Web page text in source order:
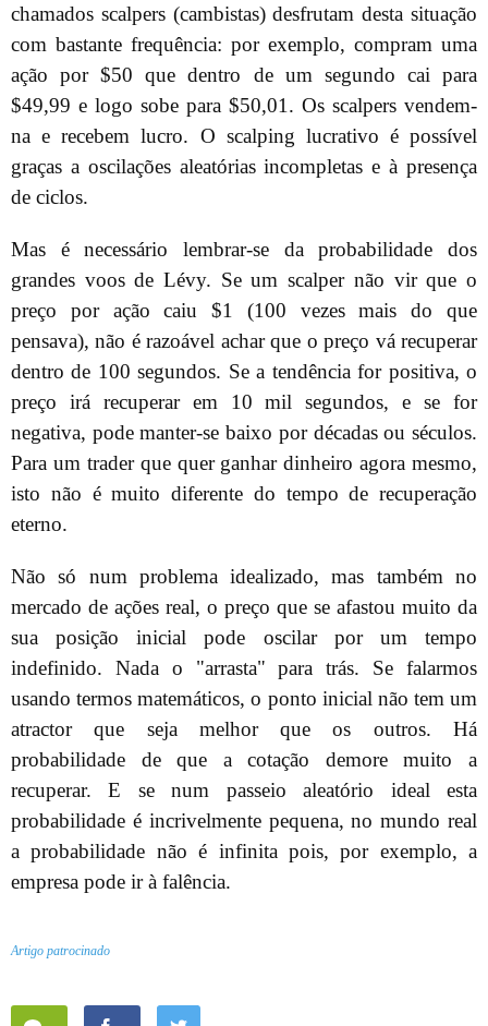
chamados scalpers (cambistas) desfrutam desta situação
com bastante frequência: por exemplo, compram uma
ação por $50 que dentro de um segundo cai para
$49,99 e logo sobe para $50,01. Os scalpers vendem-
na e recebem lucro. O scalping lucrativo é possível
graças a oscilações aleatórias incompletas e à presença
de ciclos.
Mas é necessário lembrar-se da probabilidade dos
grandes voos de Lévy. Se um scalper não vir que o
preço por ação caiu $1 (100 vezes mais do que
pensava), não é razoável achar que o preço vá recuperar
dentro de 100 segundos. Se a tendência for positiva, o
preço irá recuperar em 10 mil segundos, e se for
negativa, pode manter-se baixo por décadas ou séculos.
Para um trader que quer ganhar dinheiro agora mesmo,
isto não é muito diferente do tempo de recuperação
eterno.
Não só num problema idealizado, mas também no
mercado de ações real, o preço que se afastou muito da
sua posição inicial pode oscilar por um tempo
indefinido. Nada o "arrasta" para trás. Se falarmos
usando termos matemáticos, o ponto inicial não tem um
atractor que seja melhor que os outros. Há
probabilidade de que a cotação demore muito a
recuperar. E se num passeio aleatório ideal esta
probabilidade é incrivelmente pequena, no mundo real
a probabilidade não é infinita pois, por exemplo, a
empresa pode ir à falência.
Artigo patrocinado